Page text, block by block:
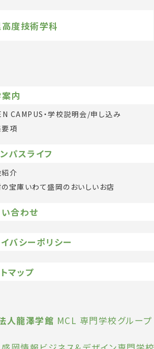
度技術学科
内
CAMPUS・学校説明会/申し込み
項
パスライフ
介
宝庫いわて盛岡のおいしいお店
合わせ
バシーポリシー
マップ
人龍澤学館 MCL 専門学校グループ